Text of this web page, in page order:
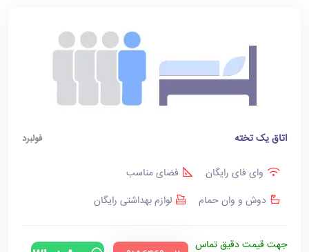
اتاق یک تخته فولبرد
وای فای رایگان
فضای مناسب
دوش و وان حمام
لوازم بهداشتی رایگان
جهت قیمت دقیق تماس